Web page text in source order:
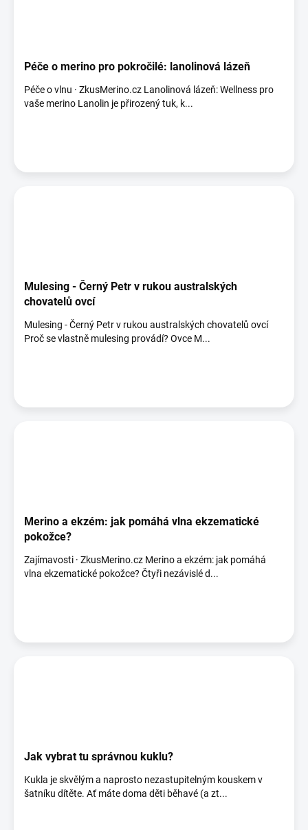
Péče o merino pro pokročilé: lanolinová lázeň
Péče o vlnu · ZkusMerino.cz Lanolinová lázeň: Wellness pro
vaše merino Lanolin je přirozený tuk, k...
Mulesing - Černý Petr v rukou australských
chovatelů ovcí
Mulesing - Černý Petr v rukou australských chovatelů ovcí
Proč se vlastně mulesing provádí? Ovce M...
Merino a ekzém: jak pomáhá vlna ekzematické
pokožce?
Zajímavosti · ZkusMerino.cz Merino a ekzém: jak pomáhá
vlna ekzematické pokožce? Čtyři nezávislé d...
Jak vybrat tu správnou kuklu?
Kukla je skvělým a naprosto nezastupitelným kouskem v
šatníku dítěte. Ať máte doma děti běhavé (a zt...